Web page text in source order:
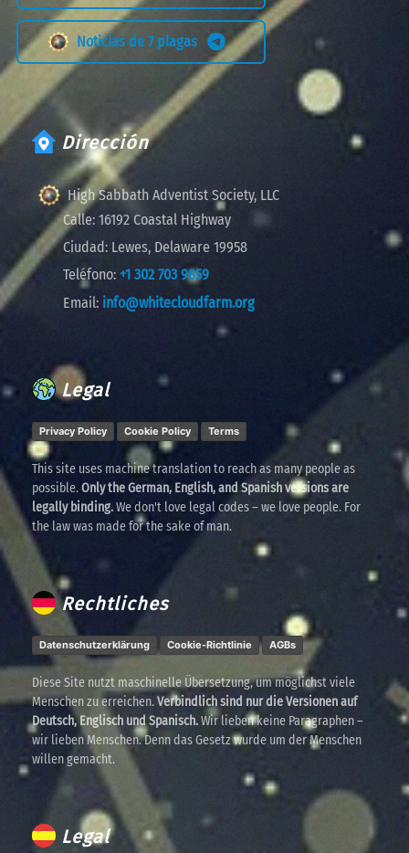
Noticias de 7 plagas
Dirección
High Sabbath Adventist Society, LLC
Calle: 16192 Coastal Highway
Ciudad: Lewes, Delaware 19958
Teléfono: +1 302 703 9859
Email: info@whitecloudfarm.org
Legal
Privacy Policy Cookie Policy Terms
This site uses machine translation to reach as many people as
possible.Only the German, English, and Spanish versions are
legally binding.We don't love legal codes – we love people. For
the law was made for the sake of man.
Rechtliches
Datenschutzerklärung Cookie-Richtlinie AGBs
Diese Site nutzt maschinelle Übersetzung, um möglichst viele
Menschen zu erreichen.Verbindlich sind nur die Versionen auf
Deutsch, Englisch und Spanisch.Wir lieben keine Paragraphen –
wir lieben Menschen. Denn das Gesetz wurde um der Menschen
willen gemacht.
Legal